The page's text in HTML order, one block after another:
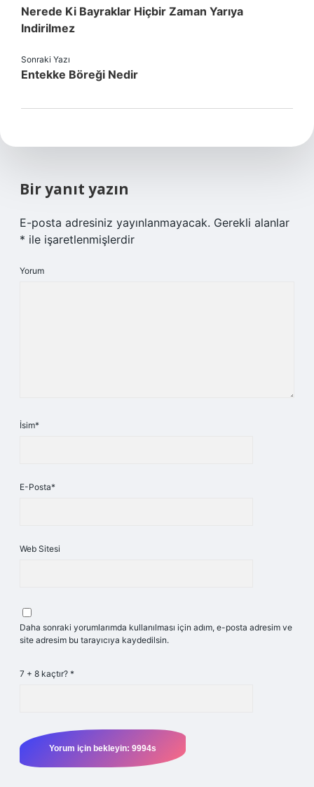
Nerede Ki Bayraklar Hiçbir Zaman Yarıya
Indirilmez
Sonraki Yazı
Entekke Böreği Nedir
Bir yanıt yazın
E-posta adresiniz yayınlanmayacak. Gerekli alanlar
* ile işaretlenmişlerdir
Yorum
İsim*
E-Posta*
Web Sitesi
Daha sonraki yorumlarımda kullanılması için adım, e-posta adresim ve
site adresim bu tarayıcıya kaydedilsin.
7 + 8 kaçtır? *